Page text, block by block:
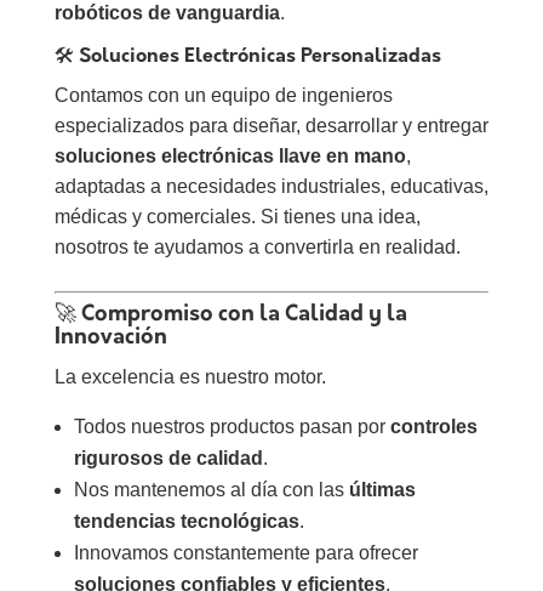
robóticos de vanguardia.
🛠️ Soluciones Electrónicas Personalizadas
Contamos con un equipo de ingenieros
especializados para diseñar, desarrollar y entregar
soluciones electrónicas llave en mano,
adaptadas a necesidades industriales, educativas,
médicas y comerciales. Si tienes una idea,
nosotros te ayudamos a convertirla en realidad.
🚀 Compromiso con la Calidad y la
Innovación
La excelencia es nuestro motor.
Todos nuestros productos pasan por controles
rigurosos de calidad .
Nos mantenemos al día con las últimas
tendencias tecnológicas.
Innovamos constantemente para ofrecer
soluciones confiables y eficientes.